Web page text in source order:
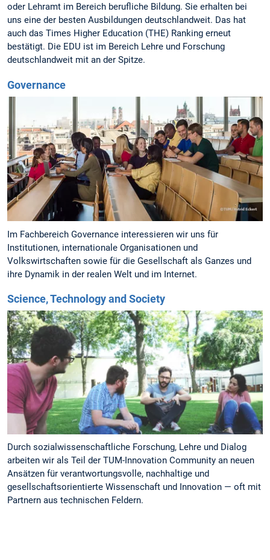
oder Lehramt im Bereich berufliche Bildung. Sie erhalten bei
uns eine der besten Ausbildungen deutschlandweit. Das hat
auch das Times Higher Education (THE) Ranking erneut
bestätigt. Die EDU ist im Bereich Lehre und Forschung
deutschlandweit mit an der Spitze.
Governance
Im Fachbereich Governance interessieren wir uns für
Institutionen, internationale Organisationen und
Volkswirtschaften sowie für die Gesellschaft als Ganzes und
ihre Dynamik in der realen Welt und im Internet.
Science, Technology and Society
Durch sozialwissenschaftliche Forschung, Lehre und Dialog
arbeiten wir als Teil der TUM-Innovation Community an neuen
Ansätzen für verantwortungsvolle, nachhaltige und
gesellschaftsorientierte Wissenschaft und Innovation — oft mit
Partnern aus technischen Feldern.